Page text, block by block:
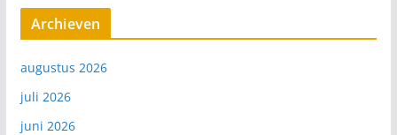
Archieven
augustus 2026
juli 2026
juni 2026